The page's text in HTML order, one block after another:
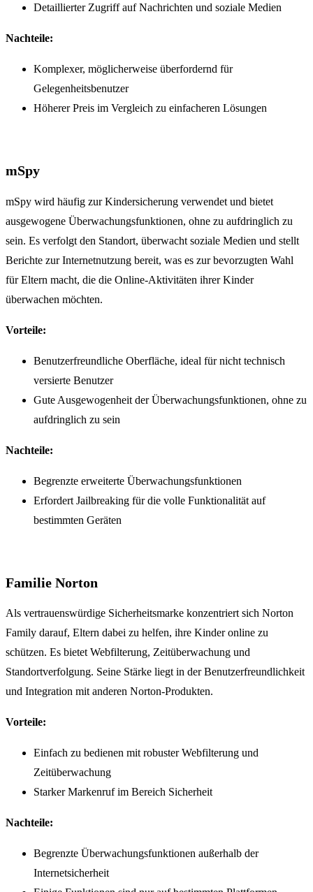
Detaillierter Zugriff auf Nachrichten und soziale Medien
Nachteile:
Komplexer, möglicherweise überfordernd für
Gelegenheitsbenutzer
Höherer Preis im Vergleich zu einfacheren Lösungen
mSpy
mSpy wird häufig zur Kindersicherung verwendet und bietet
ausgewogene Überwachungsfunktionen, ohne zu aufdringlich zu
sein. Es verfolgt den Standort, überwacht soziale Medien und stellt
Berichte zur Internetnutzung bereit, was es zur bevorzugten Wahl
für Eltern macht, die die Online-Aktivitäten ihrer Kinder
überwachen möchten.
Vorteile:
Benutzerfreundliche Oberfläche, ideal für nicht technisch
versierte Benutzer
Gute Ausgewogenheit der Überwachungsfunktionen, ohne zu
aufdringlich zu sein
Nachteile:
Begrenzte erweiterte Überwachungsfunktionen
Erfordert Jailbreaking für die volle Funktionalität auf
bestimmten Geräten
Familie Norton
Als vertrauenswürdige Sicherheitsmarke konzentriert sich Norton
Family darauf, Eltern dabei zu helfen, ihre Kinder online zu
schützen. Es bietet Webfilterung, Zeitüberwachung und
Standortverfolgung. Seine Stärke liegt in der Benutzerfreundlichkeit
und Integration mit anderen Norton-Produkten.
Vorteile:
Einfach zu bedienen mit robuster Webfilterung und
Zeitüberwachung
Starker Markenruf im Bereich Sicherheit
Nachteile:
Begrenzte Überwachungsfunktionen außerhalb der
Internetsicherheit